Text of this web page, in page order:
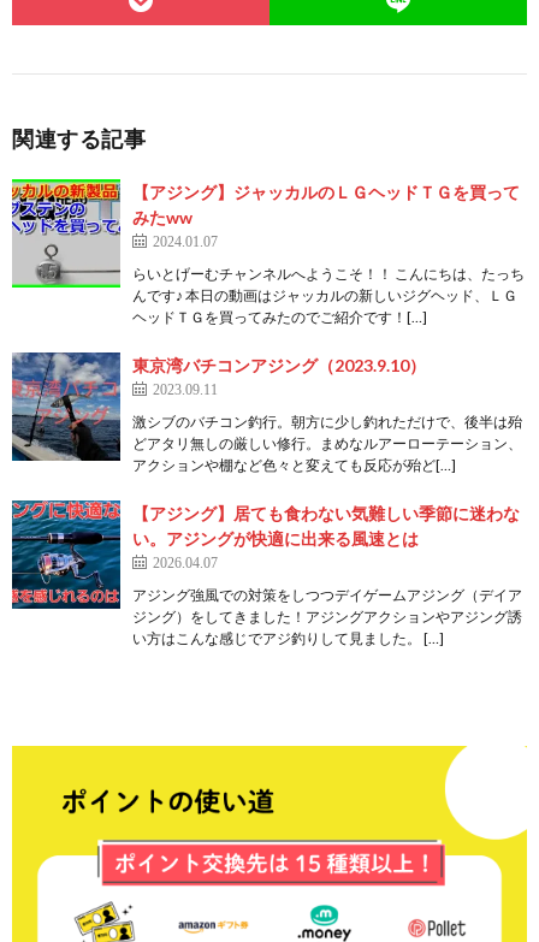
関連する記事
【アジング】ジャッカルのＬＧヘッドＴＧを買って
みたww
2024.01.07
らいとげーむチャンネルへようこそ！！ こんにちは、たっち
んです♪ 本日の動画はジャッカルの新しいジグヘッド、ＬＧ
ヘッドＴＧを買ってみたのでご紹介です！[…]
東京湾バチコンアジング（2023.9.10）
2023.09.11
激シブのバチコン釣行。朝方に少し釣れただけで、後半は殆
どアタリ無しの厳しい修行。まめなルアーローテーション、
アクションや棚など色々と変えても反応が殆ど[…]
【アジング】居ても食わない気難しい季節に迷わな
い。アジングが快適に出来る風速とは
2026.04.07
アジング強風での対策をしつつデイゲームアジング（デイア
ジング）をしてきました！アジングアクションやアジング誘
い方はこんな感じでアジ釣りして見ました。 […]